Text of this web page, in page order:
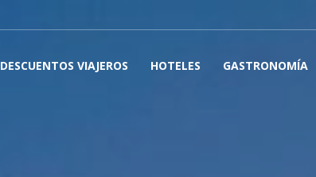
DESCUENTOS VIAJEROS HOTELES GASTRONOMÍA